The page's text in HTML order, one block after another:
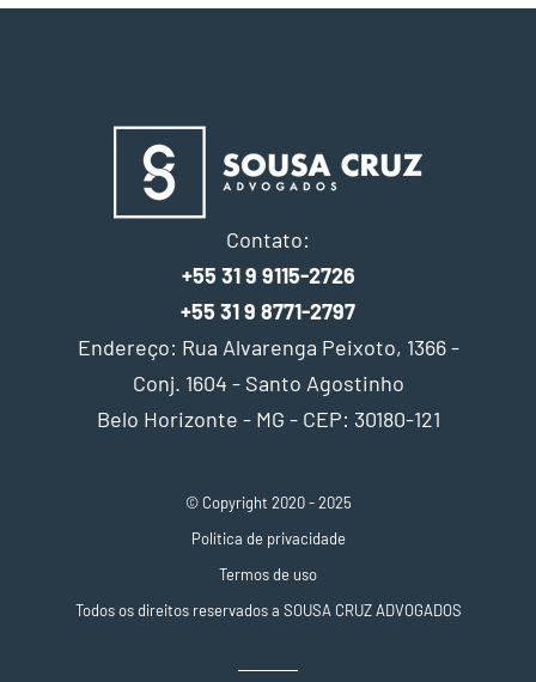
Contato:
+55 31 9 9115-2726
+55 31 9 8771-2797
Endereço: Rua Alvarenga Peixoto, 1366 -
Conj. 1604 - Santo Agostinho
Belo Horizonte - MG - CEP: 30180-121
© Copyright 2020 - 2025
Política de privacidade
Termos de uso
Todos os direitos reservados a SOUSA CRUZ ADVOGADOS